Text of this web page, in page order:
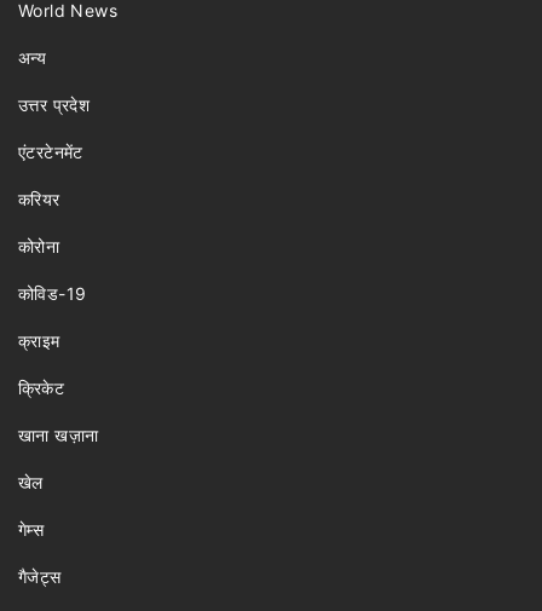
World News
अन्य
उत्तर प्रदेश
एंटरटेनमेंट
करियर
कोरोना
कोविड-19
क्राइम
क्रिकेट
खाना खज़ाना
खेल
गेम्स
गैजेट्स